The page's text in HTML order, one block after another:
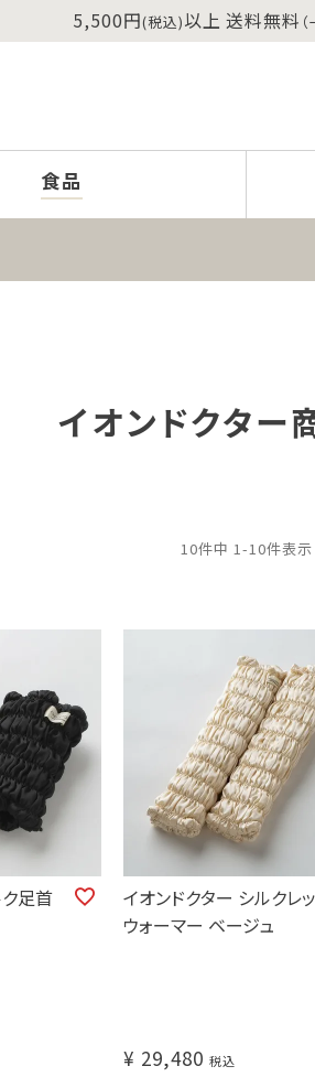
5,500円(税込)以上 送料無料
食品
イオンドクター
10件中 1-10件表示
足首
イオンドクター シルクレ
ウォーマー ベージュ
¥ 29,480 税込